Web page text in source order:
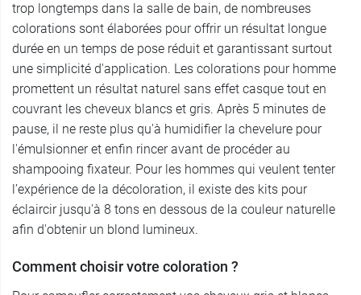
trop longtemps dans la salle de bain, de nombreuses
colorations sont élaborées pour offrir un résultat longue
durée en un temps de pose réduit et garantissant surtout
une simplicité d'application. Les colorations pour homme
promettent un résultat naturel sans effet casque tout en
couvrant les cheveux blancs et gris. Après 5 minutes de
pause, il ne reste plus qu'à humidifier la chevelure pour
l'émulsionner et enfin rincer avant de procéder au
shampooing fixateur. Pour les hommes qui veulent tenter
l’expérience de la décoloration, il existe des kits pour
éclaircir jusqu'à 8 tons en dessous de la couleur naturelle
afin d'obtenir un blond lumineux.
Comment choisir votre coloration ?